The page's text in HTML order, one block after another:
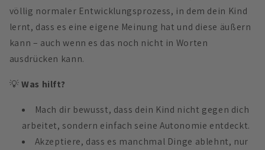
völlig normaler Entwicklungsprozess, in dem dein Kind
lernt, dass es eine eigene Meinung hat und diese äußern
kann – auch wenn es das noch nicht in Worten
ausdrücken kann.
💡Was hilft?
Mach dir bewusst, dass dein Kind nicht gegen dich
arbeitet, sondern einfach seine Autonomie entdeckt.
Akzeptiere, dass es manchmal Dinge ablehnt, nur